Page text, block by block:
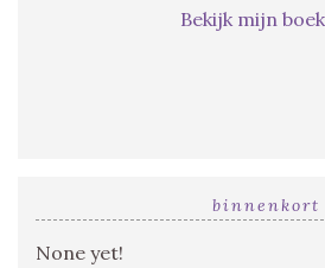
Bekijk mijn
binnenkort
None yet!